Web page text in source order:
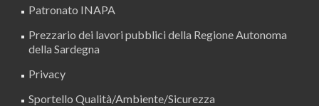
Patronato INAPA
Prezzario dei lavori pubblici della Regione Autonoma
della Sardegna
Privacy
Sportello Qualità/Ambiente/Sicurezza